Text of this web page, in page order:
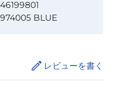
BLUE
レビューを書く